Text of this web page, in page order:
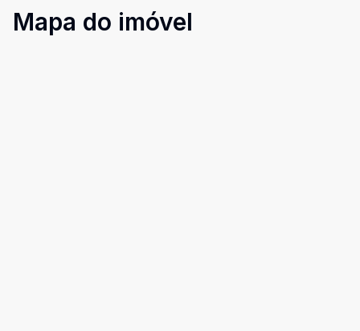
Mapa do imóvel